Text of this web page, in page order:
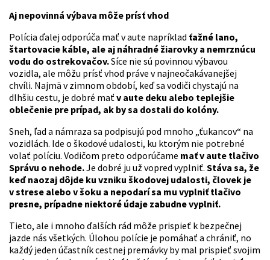
Aj nepovinná výbava môže prísť vhod
Polícia ďalej odporúča mať v aute napríklad ťažné lano,
štartovacie káble, ale aj náhradné žiarovky a nemrznúcu
vodu do ostrekovačov.Síce nie sú povinnou výbavou
vozidla, ale môžu prísť vhod práve v najneočakávanejšej
chvíli. Najmä v zimnom období, keď sa vodiči chystajú na
dlhšiu cestu, je dobré mať v aute deku alebo teplejšie
oblečenie pre prípad, ak by sa dostali do kolóny.
Sneh, ľad a námraza sa podpisujú pod mnoho „ťukancov“ na
vozidlách. Ide o škodové udalosti, ku ktorým nie potrebné
volať políciu. Vodičom preto odporúčame mať v aute tlačivo
Správu o nehode.Je dobré ju už vopred vyplniť. Stáva sa, že
keď naozaj dôjde ku vzniku škodovej udalosti, človek je
v strese alebo v šoku a nepodarí sa mu vyplniť tlačivo
presne, prípadne niektoré údaje zabudne vyplniť.
Tieto, ale i mnoho ďalších rád môže prispieť k bezpečnej
jazde nás všetkých. Úlohou polície je pomáhať a chrániť, no
každý jeden účastník cestnej premávky by mal prispieť svojim